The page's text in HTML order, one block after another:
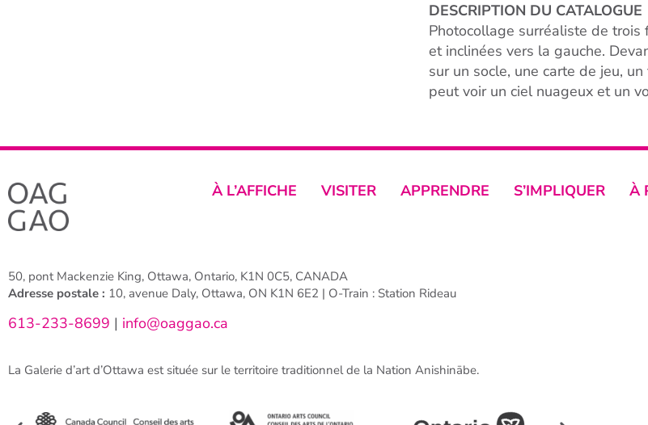
DESCRIPTION DU CATALOGUE
Photocollage surréaliste de
et inclinées vers la gauche.
sur un socle, une carte de jeu,
peut voir un ciel nuageux et un
À L’AFFICHE VISITER APPRENDRE S’IMPLIQUER
À
50, pont Mackenzie King, Ottawa, Ontario, K1N 0C5, CANADA
Adresse postale : 10, avenue Daly, Ottawa, ON K1N 6E2 | O-Train : Station Rideau
613-233-8699 | info@oaggao.ca
La Galerie d’art d’Ottawa est située sur le territoire traditionnel de la Nation Anishinābe.